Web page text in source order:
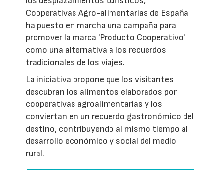
Cooperativas Agro-alimentarias de España
ha puesto en marcha una campaña para
promover la marca 'Producto Cooperativo'
como una alternativa a los recuerdos
tradicionales de los viajes.
La iniciativa propone que los visitantes
descubran los alimentos elaborados por
cooperativas agroalimentarias y los
conviertan en un recuerdo gastronómico del
destino, contribuyendo al mismo tiempo al
desarrollo económico y social del medio
rural.